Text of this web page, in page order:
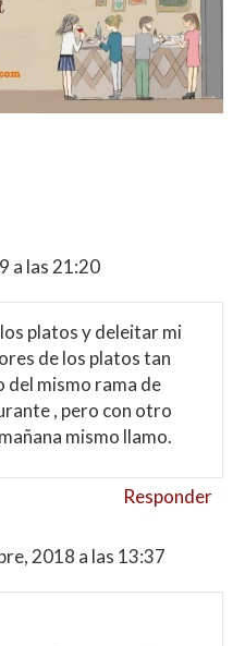
a las 21:20
platos y deleitar mi
de los platos tan
del mismo rama de
, pero con otro
mismo llamo.
Responder
2018 a las 13:37